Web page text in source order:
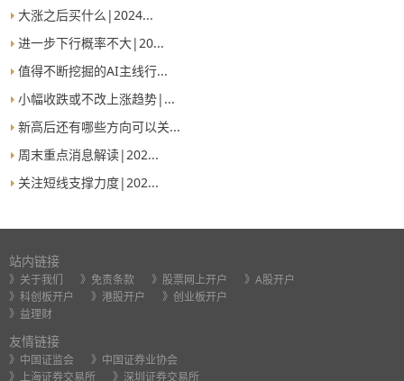
大涨之后买什么|2024...
进一步下行概率不大|20...
值得不断挖掘的AI主线行...
小幅收跌或不改上涨趋势|...
新高后还有哪些方向可以关...
周末重点消息解读|202...
关注短线支撑力度|202...
站内链接
》关于我们 》免责条款 》股票网上开户
》A股开户
》科创板开户
》港股开户
》创业板开户
》益理财
友情链接
》中国证监会
》中国证券业协会
》上海证券交易所
》深圳证券交易所